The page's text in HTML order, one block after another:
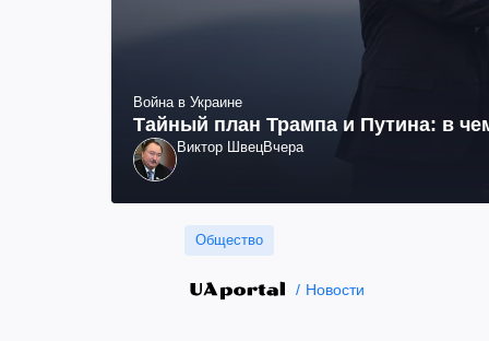
Война в Украине
Тайный план Трампа и Путина: в
Виктор ШвецВчера
Общество
Новости